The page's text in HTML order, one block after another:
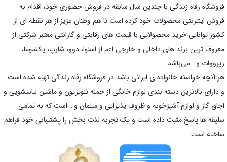
فروشگاه رفاه زندگی با چندین سال سابقه در فروش حضوری خود، اقدام به
فروش اینترنتی محصولات خود کرده است تا هم وطنان عزیز از هر نقطه ای از
کشور توانایی خرید محصولاتی با قیمت های رقابتی و گارانتی معتبر شرکتی از
معروف ترین برند های داخلی و خارجی اعم از اسنوا، دوو، شارپ، پاکشوما،
زیرووات و.. می‌باشد.
هر آنچه خواسته خانواده ی ایرانی باشد در فروشگاه رفاه زندگی تهیه شده است
و دارای بالاترین دسته بندی لوازم خانگی از جمله تلویزیون و ماشین لباسشویی و
اجاق گاز و لوازم آشپزخونه و ظروف پذیرایی و مبلمان و… است که به تمامی
سلیقه ها پاسخ مثبت داده است و یک تجربه لذت بخش را پشتیبانی خود فراهم
ساخته است.